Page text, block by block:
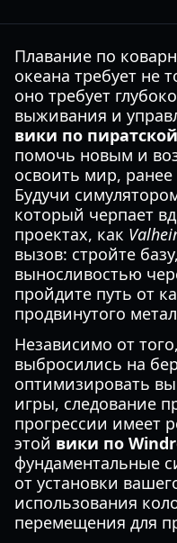
Плавание по
океана требует не
оно требует
выживания и
вики по
помочь новым и
освоить мир,
Будучи
который черпает
проектах, как
вызов: стройте
выносливостью
пройдите путь от
продвинутого
Независимо от
выбросились на
оптимизировать
игры, следование
прогрессии имеет
этой вики по
фундаментальные
от установки
использования
перемещения для